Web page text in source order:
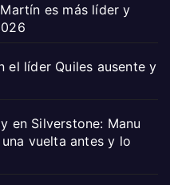
es más líder y
el líder Quiles ausente y
en Silverstone: Manu
vuelta antes y lo